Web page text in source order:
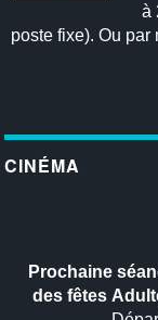
à
poste fixe). Ou par
CINÉMA
Prochaine
des fêtes